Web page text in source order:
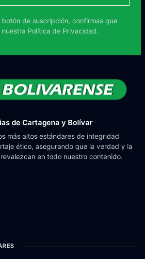
botón de suscripción, confirmas que
Política de Privacidad.
de Cartagena y Bolívar
más altos estándares de integridad
ético, asegurando que la verdad y la
en todo nuestro contenido.